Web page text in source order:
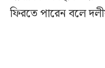
ফিরতে পারেন বলে